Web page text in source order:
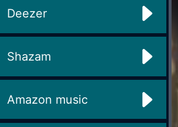
Deezer
Shazam
Amazon music